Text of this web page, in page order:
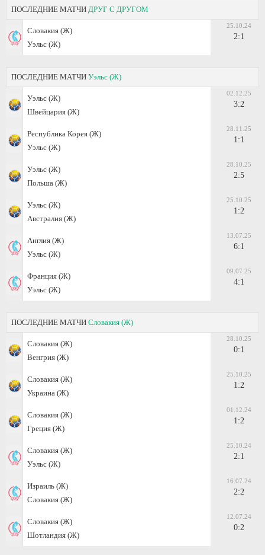
ПОСЛЕДНИЕ МАТЧИ ДРУГ С ДРУГОМ
Словакия (Ж)
Уэльс (Ж)
25.10.24
2:1
ПОСЛЕДНИЕ МАТЧИ Уэльс (Ж)
Уэльс (Ж)
Швейцария (Ж)
02.12.25
3:2
Республика Корея (Ж)
Уэльс (Ж)
28.11.25
1:1
Уэльс (Ж)
Польша (Ж)
28.10.25
2:5
Уэльс (Ж)
Австралия (Ж)
25.10.25
1:2
Англия (Ж)
Уэльс (Ж)
13.07.25
6:1
Франция (Ж)
Уэльс (Ж)
09.07.25
4:1
ПОСЛЕДНИЕ МАТЧИ Словакия (Ж)
Словакия (Ж)
Венгрия (Ж)
28.10.25
0:1
Словакия (Ж)
Украина (Ж)
25.10.25
1:2
Словакия (Ж)
Греция (Ж)
01.12.24
1:2
Словакия (Ж)
Уэльс (Ж)
25.10.24
2:1
Израиль (Ж)
Словакия (Ж)
16.07.24
2:2
Словакия (Ж)
Шотландия (Ж)
12.07.24
0:2